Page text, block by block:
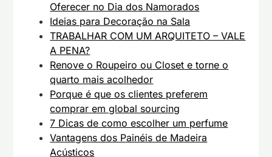
Oferecer no Dia dos Namorados
Ideias para Decoração na Sala
TRABALHAR COM UM ARQUITETO – VALE
A PENA?
Renove o Roupeiro ou Closet e torne o
quarto mais acolhedor
Porque é que os clientes preferem
comprar em global sourcing
7 Dicas de como escolher um perfume
Vantagens dos Painéis de Madeira
Acústicos